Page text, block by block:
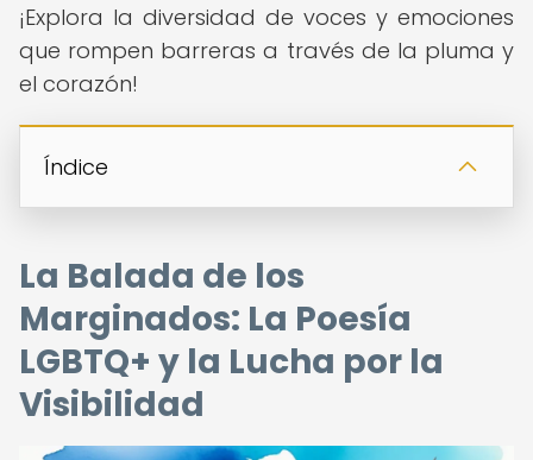
¡Explora la diversidad de voces y emociones
que rompen barreras a través de la pluma y
el corazón!
Índice
La Balada de los
Marginados: La Poesía
LGBTQ+ y la Lucha por la
Visibilidad